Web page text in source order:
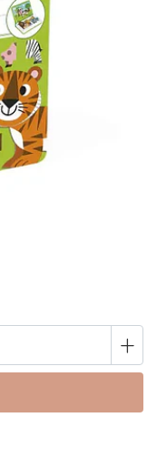
+